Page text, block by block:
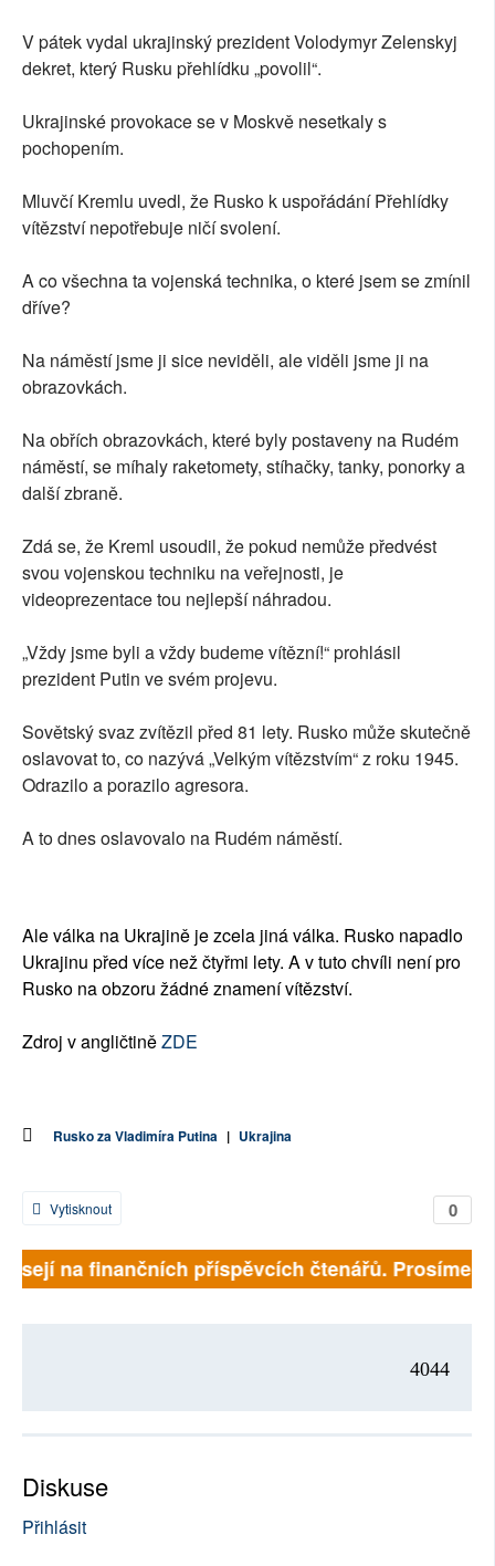
V pátek vydal ukrajinský prezident Volodymyr Zelenskyj
dekret, který Rusku přehlídku „povolil“.
Ukrajinské provokace se v Moskvě nesetkaly s
pochopením.
Mluvčí Kremlu uvedl, že Rusko k uspořádání Přehlídky
vítězství nepotřebuje ničí svolení.
A co všechna ta vojenská technika, o které jsem se zmínil
dříve?
Na náměstí jsme ji sice neviděli, ale viděli jsme ji na
obrazovkách.
Na obřích obrazovkách, které byly postaveny na Rudém
náměstí, se míhaly raketomety, stíhačky, tanky, ponorky a
další zbraně.
Zdá se, že Kreml usoudil, že pokud nemůže předvést
svou vojenskou techniku na veřejnosti, je
videoprezentace tou nejlepší náhradou.
„Vždy jsme byli a vždy budeme vítězní!“ prohlásil
prezident Putin ve svém projevu.
Sovětský svaz zvítězil před 81 lety. Rusko může skutečně
oslavovat to, co nazývá „Velkým vítězstvím“ z roku 1945.
Odrazilo a porazilo agresora.
A to dnes oslavovalo na Rudém náměstí.
Ale válka na Ukrajině je zcela jiná válka. Rusko napadlo
Ukrajinu před více než čtyřmi lety. A v tuto chvíli není pro
Rusko na obzoru žádné znamení vítězství.
Zdroj v angličtiněZDE
Rusko za Vladimíra Putina | Ukrajina
0
Vytisknout
na finančních příspěvcích čtenářů. Prosíme,
4044
Diskuse
Přihlásit